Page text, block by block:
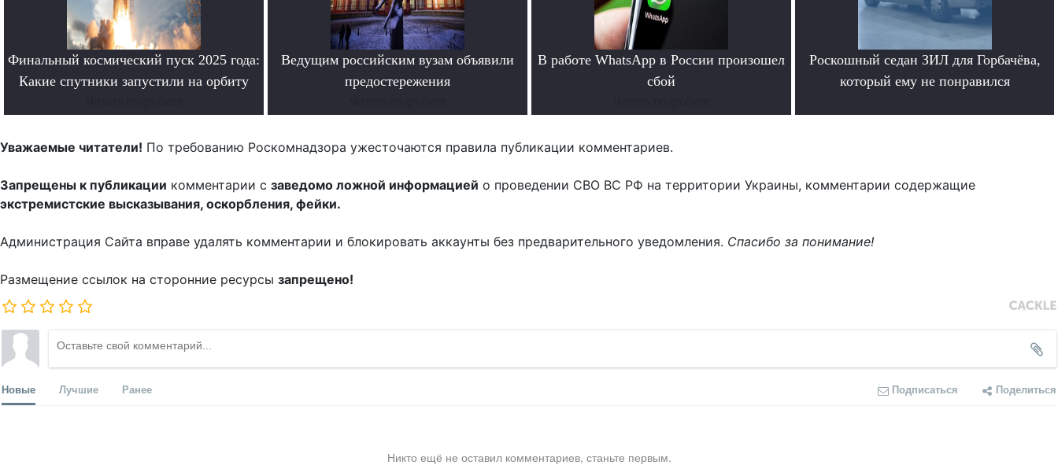
Финальный космический пуск 2025 года:
Какие спутники запустили на орбиту
Ведущим российским вузам объявили
предостережения
В работе WhatsApp в России произошел
сбой
Роскошный седан ЗИЛ для Горбачёва,
который ему не понравился
Уважаемые читатели! По требованию Роскомнадзора ужесточаются правила публикации комментариев.
Запрещены к публикации комментарии с заведомо ложной информацией о проведении СВО ВС РФ на территории Украины, комментарии содержащие
экстремистские высказывания, оскорбления, фейки.
Администрация Сайта вправе удалять комментарии и блокировать аккаунты без предварительного уведомления. Спасибо за понимание!
Размещение ссылок на сторонние ресурсы запрещено!
Новые Лучшие Ранее Подписаться Поделиться
Никто ещё не оставил комментариев, станьте первым.